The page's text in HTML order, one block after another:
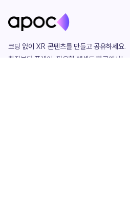
코딩 없이 XR 콘텐츠를 만들고 공유하세요.
창작부터 플레이, 필요한 애셋도 한곳에서!